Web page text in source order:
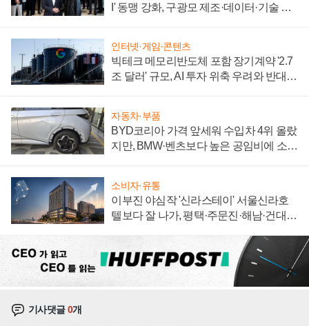
I' 동맹 강화, 구광모 제조·데이터·기술 결
인터넷·게임·콘텐츠
빅테크 메모리반도체 포함 장기계약 '2.7
조 달러' 규모, AI 투자 위축 우려와 반대
자동차·부품
BYD코리아 가격 앞세워 수입차 4위 올랐
지만, BMW·벤츠보다 높은 공임비에 소비
소비자·유통
이부진 야심작 '신라스테이' 서울신라호
텔보다 잘 나가, 평택·주문진·해남·건대로
기사댓글0개